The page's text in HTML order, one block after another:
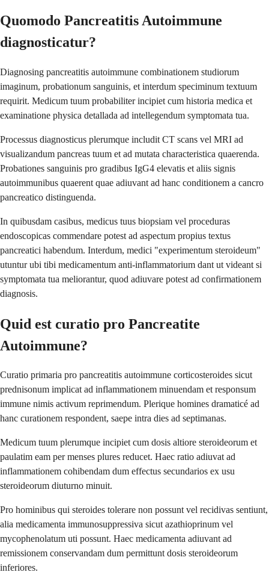
Quomodo Pancreatitis Autoimmune
diagnosticatur?
Diagnosing pancreatitis autoimmune combinationem studiorum
imaginum, probationum sanguinis, et interdum speciminum textuum
requirit. Medicum tuum probabiliter incipiet cum historia medica et
examinatione physica detallada ad intellegendum symptomata tua.
Processus diagnosticus plerumque includit CT scans vel MRI ad
visualizandum pancreas tuum et ad mutata characteristica quaerenda.
Probationes sanguinis pro gradibus IgG4 elevatis et aliis signis
autoimmunibus quaerent quae adiuvant ad hanc conditionem a cancro
pancreatico distinguenda.
In quibusdam casibus, medicus tuus biopsiam vel proceduras
endoscopicas commendare potest ad aspectum propius textus
pancreatici habendum. Interdum, medici "experimentum steroideum"
utuntur ubi tibi medicamentum anti-inflammatorium dant ut videant si
symptomata tua meliorantur, quod adiuvare potest ad confirmationem
diagnosis.
Quid est curatio pro Pancreatite
Autoimmune?
Curatio primaria pro pancreatitis autoimmune corticosteroides sicut
prednisonum implicat ad inflammationem minuendam et responsum
immune nimis activum reprimendum. Plerique homines dramaticé ad
hanc curationem respondent, saepe intra dies ad septimanas.
Medicum tuum plerumque incipiet cum dosis altiore steroideorum et
paulatim eam per menses plures reducet. Haec ratio adiuvat ad
inflammationem cohibendam dum effectus secundarios ex usu
steroideorum diuturno minuit.
Pro hominibus qui steroides tolerare non possunt vel recidivas sentiunt,
alia medicamenta immunosuppressiva sicut azathioprinum vel
mycophenolatum uti possunt. Haec medicamenta adiuvant ad
remissionem conservandam dum permittunt dosis steroideorum
inferiores.